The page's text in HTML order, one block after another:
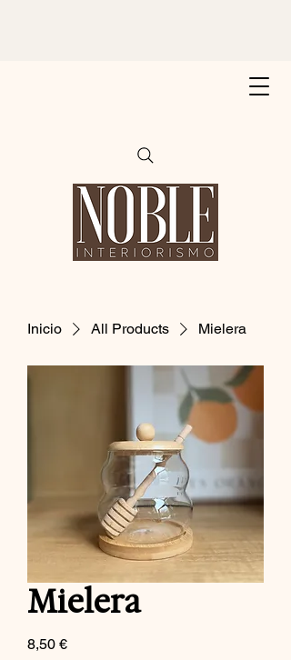
Inicio All Products Mielera
Mielera
8,50 €Precio